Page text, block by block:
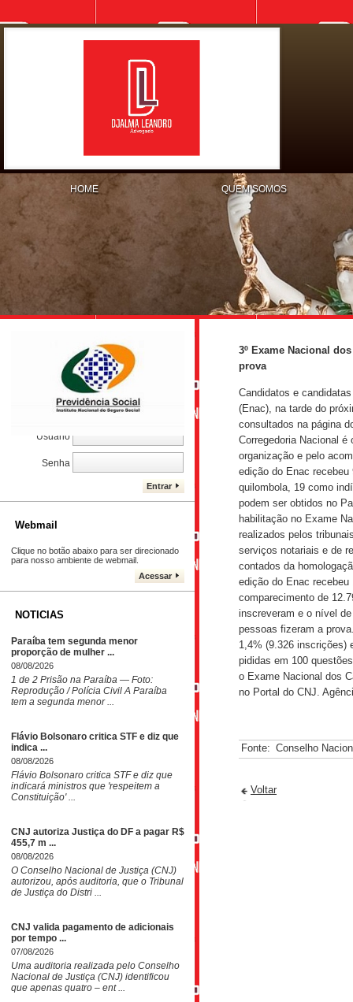
HOME QUEM SOMOS
CONTROLE DE PROCESSOS
Caro Cliente, cadastre seu e-mail, e
acompanhe seu processo. DJALMA
Usuário
Senha
Entrar
Webmail
Clique no botão abaixo para ser direcionado
para nosso ambiente de webmail.
Acessar
NOTICIAS
Paraíba tem segunda menor
proporção de mulher ...
08/08/2026
1 de 2 Prisão na Paraíba — Foto:
Reprodução / Polícia Civil A Paraíba
tem a segunda menor ...
Flávio Bolsonaro critica STF e diz que
indica ...
08/08/2026
Flávio Bolsonaro critica STF e diz que
indicará ministros que 'respeitem a
Constituição' ...
CNJ autoriza Justiça do DF a pagar R$
455,7 m ...
08/08/2026
O Conselho Nacional de Justiça (CNJ)
autorizou, após auditoria, que o Tribunal
de Justiça do Distri ...
CNJ valida pagamento de adicionais
por tempo ...
07/08/2026
Uma auditoria realizada pelo Conselho
Nacional de Justiça (CNJ) identificou
que apenas quatro – ent ...
3º Exame Nacional
prova
Candidatos e
(Enac), na tarde do
consultados na página
Corregedoria Nacional
organização e pelo
edição do Enac
quilombola, 19 como
podem ser obtidos no
habilitação no Exame
realizados pelos
serviços notariais e de
contados da
edição do Enac
comparecimento de
inscreveram e o nível
pessoas fizeram a
1,4% (9.326 inscrições)
pididas em 100
o Exame Nacional dos
no Portal do CNJ.
Fonte: Conselho
Voltar